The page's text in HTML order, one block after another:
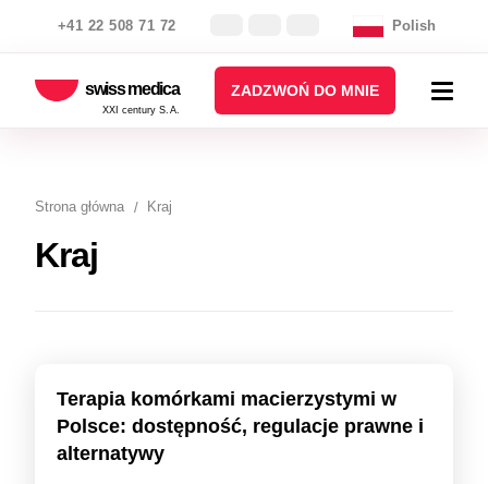
+41 22 508 71 72 Polish
swiss medica
XXI century S.A.
ZADZWOŃ DO MNIE
Strona główna Kraj
Kraj
Terapia komórkami macierzystymi w
Polsce: dostępność, regulacje prawne i
alternatywy